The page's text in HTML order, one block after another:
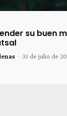
su buen
- 31 de julio de